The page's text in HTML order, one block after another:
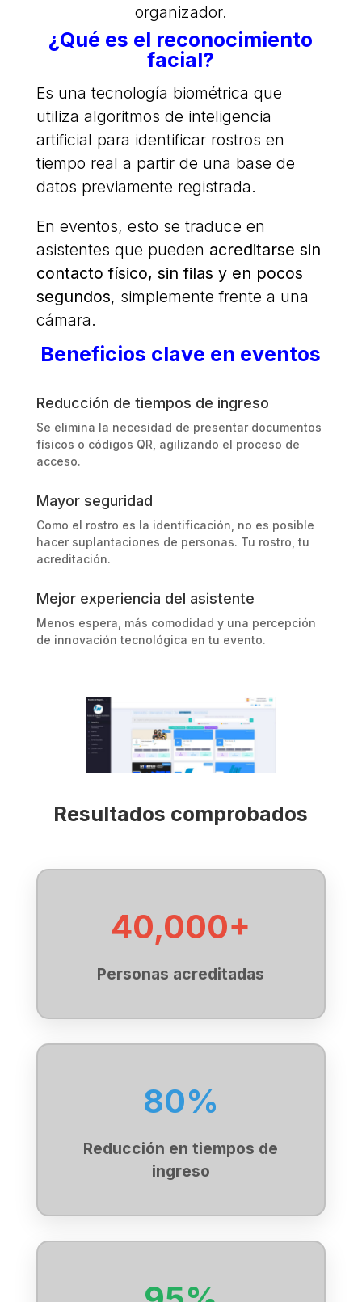
organizador.
¿Qué es el reconocimiento
facial?
Es una tecnología biométrica que
utiliza algoritmos de inteligencia
artificial para identificar rostros en
tiempo real a partir de una base de
datos previamente registrada.
En eventos, esto se traduce en
asistentes que pueden acreditarse sin
contacto físico, sin filas y en pocos
segundos, simplemente frente a una
cámara.
Beneficios clave en eventos
Reducción de tiempos de ingreso
Se elimina la necesidad de presentar documentos
físicos o códigos QR, agilizando el proceso de
acceso.
Mayor seguridad
Como el rostro es la identificación, no es posible
hacer suplantaciones de personas. Tu rostro, tu
acreditación.
Mejor experiencia del asistente
Menos espera, más comodidad y una percepción
de innovación tecnológica en tu evento.
Resultados comprobados
40,000+
Personas acreditadas
80%
Reducción en tiempos de
ingreso